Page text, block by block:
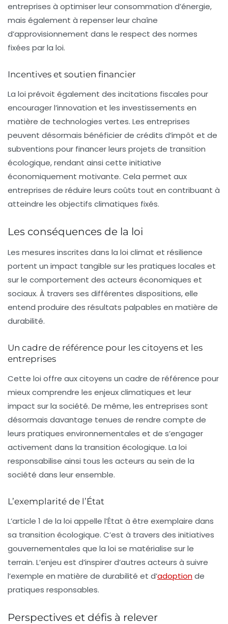
entreprises à optimiser leur consommation d’énergie,
mais également à repenser leur chaîne
d’approvisionnement dans le respect des normes
fixées par la loi.
Incentives et soutien financier
La loi prévoit également des incitations fiscales pour
encourager l’innovation et les investissements en
matière de technologies vertes. Les entreprises
peuvent désormais bénéficier de crédits d’impôt et de
subventions pour financer leurs projets de transition
écologique, rendant ainsi cette initiative
économiquement motivante. Cela permet aux
entreprises de réduire leurs coûts tout en contribuant à
atteindre les objectifs climatiques fixés.
Les conséquences de la loi
Les mesures inscrites dans la loi climat et résilience
portent un impact tangible sur les pratiques locales et
sur le comportement des acteurs économiques et
sociaux. À travers ses différentes dispositions, elle
entend produire des résultats palpables en matière de
durabilité.
Un cadre de référence pour les citoyens et les
entreprises
Cette loi offre aux citoyens un cadre de référence pour
mieux comprendre les enjeux climatiques et leur
impact sur la société. De même, les entreprises sont
désormais davantage tenues de rendre compte de
leurs pratiques environnementales et de s’engager
activement dans la transition écologique. La loi
responsabilise ainsi tous les acteurs au sein de la
société dans leur ensemble.
L’exemplarité de l’État
L’article 1 de la loi appelle l’État à être exemplaire dans
sa transition écologique. C’est à travers des initiatives
gouvernementales que la loi se matérialise sur le
terrain. L’enjeu est d’inspirer d’autres acteurs à suivre
l’exemple en matière de durabilité et d’adoptionde
pratiques responsables.
Perspectives et défis à relever